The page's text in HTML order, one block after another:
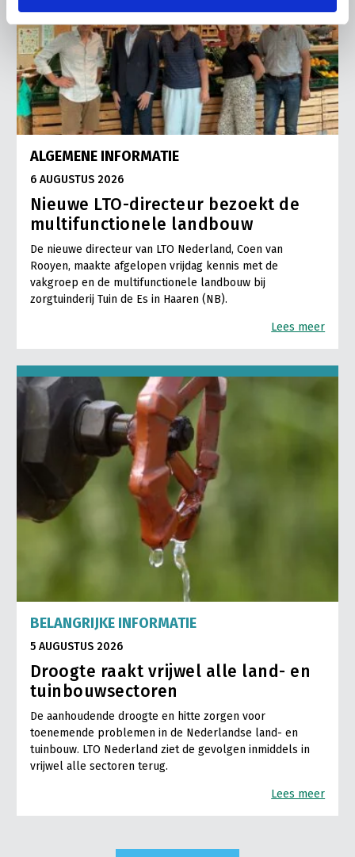
ALGEMENE INFORMATIE
6 AUGUSTUS 2026
Nieuwe LTO-directeur bezoekt de
multifunctionele landbouw
De nieuwe directeur van LTO Nederland, Coen van
Rooyen, maakte afgelopen vrijdag kennis met de
vakgroep en de multifunctionele landbouw bij
zorgtuinderij Tuin de Es in Haaren (NB).
Lees meer
BELANGRIJKE INFORMATIE
5 AUGUSTUS 2026
Droogte raakt vrijwel alle land- en
tuinbouwsectoren
De aanhoudende droogte en hitte zorgen voor
toenemende problemen in de Nederlandse land- en
tuinbouw. LTO Nederland ziet de gevolgen inmiddels in
vrijwel alle sectoren terug.
Lees meer